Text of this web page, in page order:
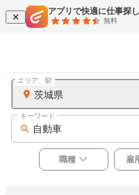
アプリで快適に仕事探し
無料
茨城県
エリア、駅
自動車
キーワード
職種 雇